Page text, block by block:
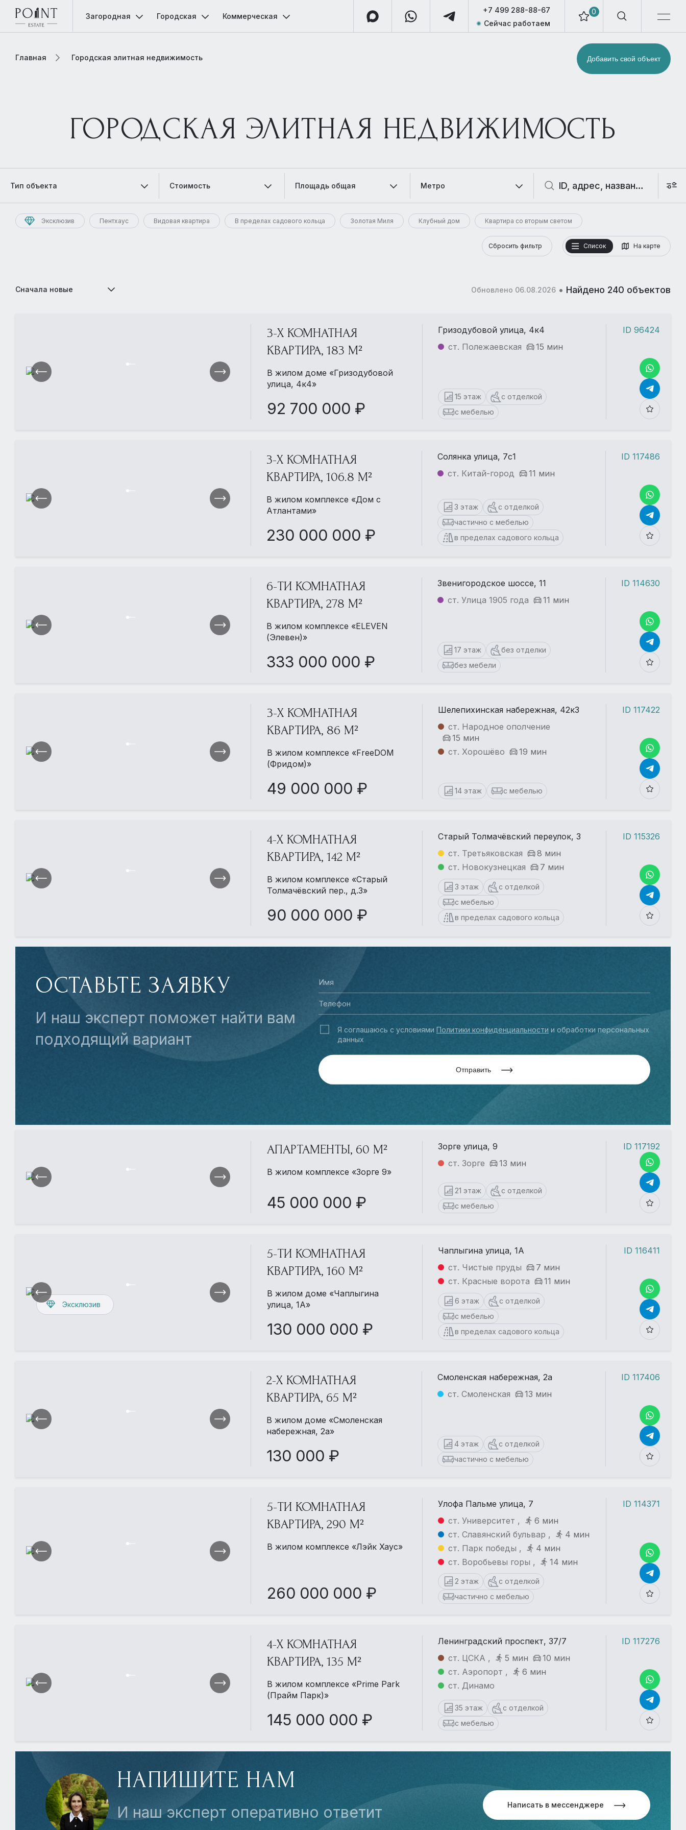
0
+7 499 288-88-67
Сейчас работаем
Загородная Городская Коммерческая
Главная Городская элитная недвижимость Добавить свой объект
ГОРОДСКАЯ ЭЛИТНАЯ НЕДВИЖИМОСТЬ
Тип объекта Стоимость Площадь общая Метро
Эксклюзив Пентхаус Видовая квартира В пределах садового кольца Золотая Миля Клубный дом Квартира со вторым светом
Список На карте
Сбросить фильтр
Сначала новые Обновлено 06.08.2026 • Найдено 240 объектов
3-Х КОМНАТНАЯ
КВАРТИРА, 183 М²
В жилом доме «Гризодубовой
улица, 4к4»
92 700 000 ₽
Гризодубовой улица, 4к4
ст. Полежаевская
15 мин
15 этаж
с отделкой
с мебелью
ID 96424
3-Х КОМНАТНАЯ
КВАРТИРА, 106.8 М²
В жилом комплексе «Дом с
Атлантами»
230 000 000 ₽
Солянка улица, 7с1
ст. Китай-город
11 мин
3 этаж
с отделкой
частично с мебелью
в пределах садового кольца
ID 117486
6-ТИ КОМНАТНАЯ
КВАРТИРА, 278 М²
В жилом комплексе «ELEVEN
(Элевен)»
333 000 000 ₽
Звенигородское шоссе, 11
ст. Улица 1905 года
11 мин
17 этаж
без отделки
без мебели
ID 114630
3-Х КОМНАТНАЯ
КВАРТИРА, 86 М²
В жилом комплексе «FreeDOM
(Фридом)»
49 000 000 ₽
Шелепихинская набережная, 42к3
ст. Народное ополчение
15 мин
ст. Хорошёво
19 мин
14 этаж с мебелью
ID 117422
4-Х КОМНАТНАЯ
КВАРТИРА, 142 М²
В жилом комплексе «Старый
Толмачёвский пер., д.3»
90 000 000 ₽
Старый Толмачёвский переулок, 3
ст. Третьяковская
8 мин
ст. Новокузнецкая
7 мин
3 этаж
с отделкой
с мебелью
в пределах садового кольца
ID 115326
ОСТАВЬТЕ ЗАЯВКУ
И наш эксперт поможет найти вам
подходящий вариант
Я соглашаюсь с условиями Политики конфиденциальности и обработки персональных
данных
Отправить
АПАРТАМЕНТЫ, 60 М²
В жилом комплексе «Зорге 9»
45 000 000 ₽
Зорге улица, 9
ст. Зорге
13 мин
21 этаж
с отделкой
с мебелью
ID 117192
Эксклюзив
5-ТИ КОМНАТНАЯ
КВАРТИРА, 160 М²
В жилом доме «Чаплыгина
улица, 1А»
130 000 000 ₽
Чаплыгина улица, 1А
ст. Чистые пруды
7 мин
ст. Красные ворота
11 мин
6 этаж
с отделкой
с мебелью
в пределах садового кольца
ID 116411
2-Х КОМНАТНАЯ
КВАРТИРА, 65 М²
В жилом доме «Смоленская
набережная, 2а»
130 000 ₽
Смоленская набережная, 2а
ст. Смоленская
13 мин
4 этаж
с отделкой
частично с мебелью
ID 117406
5-ТИ КОМНАТНАЯ
КВАРТИРА, 290 М²
В жилом комплексе «Лэйк Хаус»
260 000 000 ₽
Улофа Пальме улица, 7
ст. Университет ,
6 мин
ст. Славянский бульвар ,
4 мин
ст. Парк победы ,
4 мин
ст. Воробьевы горы ,
14 мин
2 этаж
с отделкой
частично с мебелью
ID 114371
4-Х КОМНАТНАЯ
КВАРТИРА, 135 М²
В жилом комплексе «Prime Park
(Прайм Парк)»
145 000 000 ₽
Ленинградский проспект, 37/7
ст. ЦСКА ,
5 мин
10 мин
ст. Аэропорт ,
6 мин
ст. Динамо
35 этаж
с отделкой
с мебелью
ID 117276
НАПИШИТЕ НАМ
И наш эксперт оперативно ответит
Написать в мессенджере